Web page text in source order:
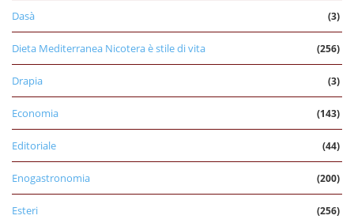
Dasà (3)
Dieta Mediterranea Nicotera è stile di vita (256)
Drapia (3)
Economia (143)
Editoriale (44)
Enogastronomia (200)
Esteri (256)